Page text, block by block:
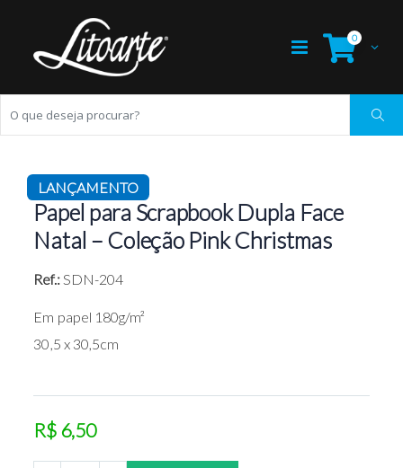
0
LANÇAMENTO
Papel para Scrapbook Dupla Face
Natal – Coleção Pink Christmas
Ref.:SDN-204
Em papel 180g/m²
30,5 x 30,5cm
R$ 6,50